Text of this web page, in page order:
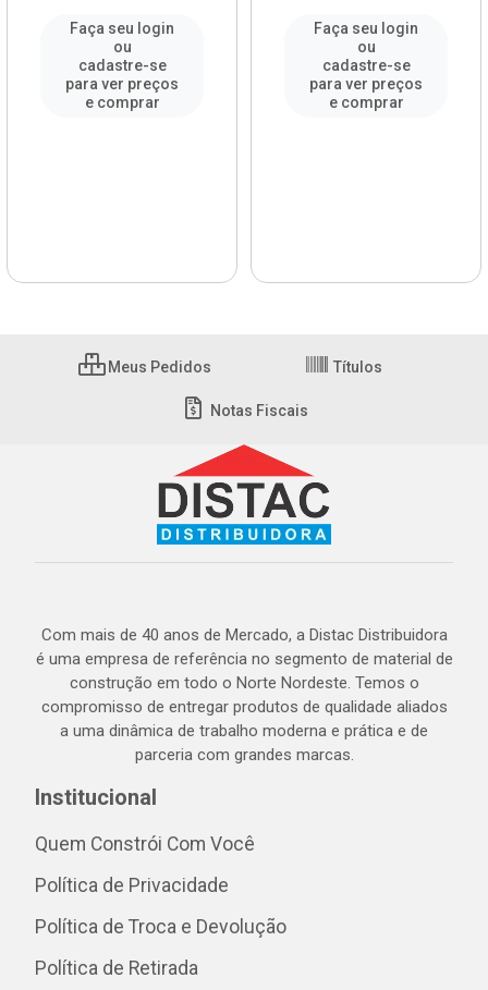
Faça seu login
ou
cadastre-se
para ver preços
e comprar
Faça seu login
ou
cadastre-se
para ver preços
e comprar
Meus Pedidos Títulos
Notas Fiscais
Com mais de 40 anos de Mercado, a Distac Distribuidora
é uma empresa de referência no segmento de material de
construção em todo o Norte Nordeste. Temos o
compromisso de entregar produtos de qualidade aliados
a uma dinâmica de trabalho moderna e prática e de
parceria com grandes marcas.
Institucional
Quem Constrói Com Você
Política de Privacidade
Política de Troca e Devolução
Política de Retirada